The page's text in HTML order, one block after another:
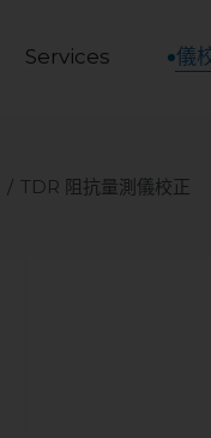
Services 儀
TDR 阻抗量測儀校正